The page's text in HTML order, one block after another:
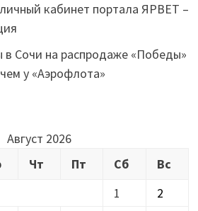
кабинет портала ЯРВЕТ –
в Сочи на распродаже «Победы»
у «Аэрофлота»
Август 2026
Чт Пт Сб
Вс
1
2